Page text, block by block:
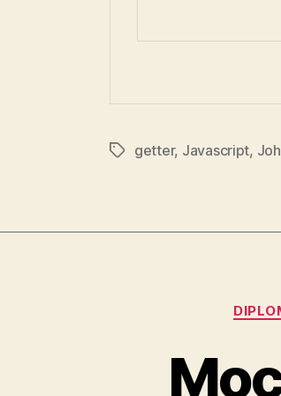
Schlagwörter
getter, Javascript,